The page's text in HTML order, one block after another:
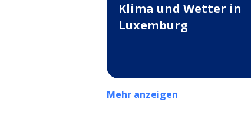
Klima und Wetter in
Luxemburg
Mehr anzeigen